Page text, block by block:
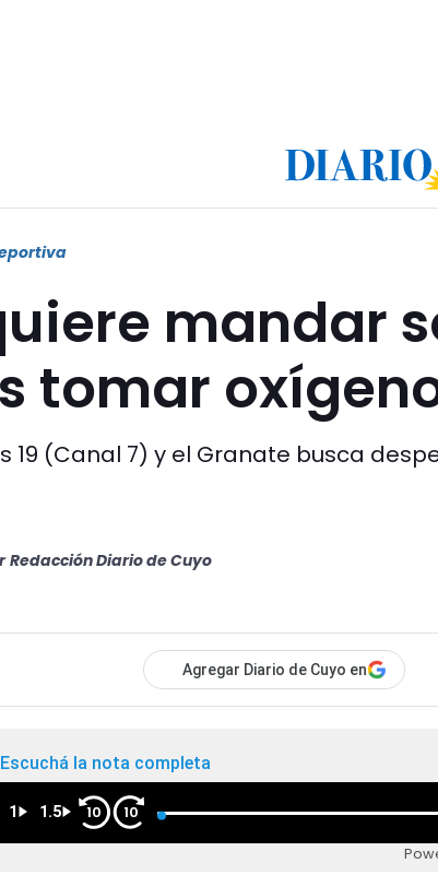
mandar
tomar
19 (Canal 7) y el Granate busca
Redacción Diario de Cuyo
Agregar Diario de Cuyo en
Escuchá la nota completa
1 1.5 10 10